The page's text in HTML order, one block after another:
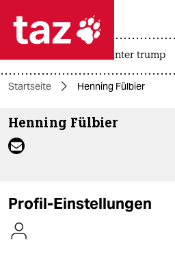
 taz zahl ich
taz zahl ich
themen
politik
usa unter trump
Startseite Henning Fülbier
Henning Fülbier
Profil-Einstellungen